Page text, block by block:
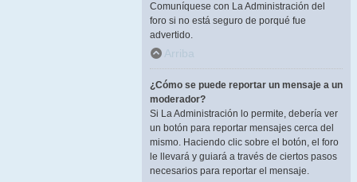
Comuníquese con La Administración del
foro si no está seguro de porqué fue
advertido.
Arriba
¿Cómo se puede reportar un mensaje a un
moderador?
Si La Administración lo permite, debería ver
un botón para reportar mensajes cerca del
mismo. Haciendo clic sobre el botón, el foro
le llevará y guiará a través de ciertos pasos
necesarios para reportar el mensaje.